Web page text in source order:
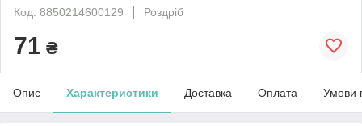
Код: 8850214600129
Роздріб
71 ₴
Опис Характеристики Доставка Оплата Умови